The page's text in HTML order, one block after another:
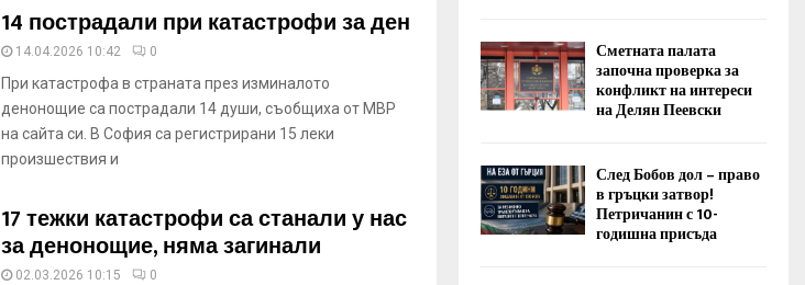
14 пострадали при катастрофи за ден
14.04.2026 10:42 0
При катастрофа в страната през изминалото
денонощие са пострадали 14 души, съобщиха от МВР
на сайта си. В София са регистрирани 15 леки
произшествия и
17 тежки катастрофи са станали у нас
за денонощие, няма загинали
02.03.2026 10:15 0
Сметната палата
започна проверка за
конфликт на интереси
на Делян Пеевски
След Бобов дол – право
в гръцки затвор!
Петричанин с 10-
годишна присъда